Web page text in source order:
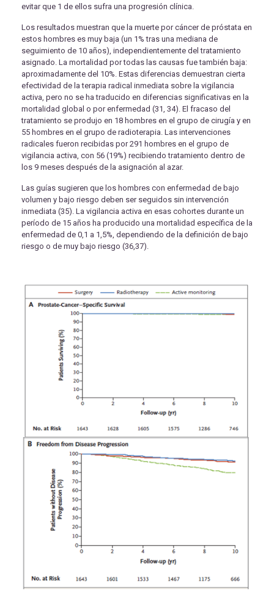
evitar que 1 de ellos sufra una progresión clínica.
Los resultados muestran que la muerte por cáncer de próstata en
estos hombres es muy baja (un 1% tras una mediana de
seguimiento de 10 años), independientemente del tratamiento
asignado. La mortalidad por todas las causas fue también baja:
aproximadamente del 10%. Estas diferencias demuestran cierta
efectividad de la terapia radical inmediata sobre la vigilancia
activa, pero no se ha traducido en diferencias significativas en la
mortalidad global o por enfermedad (31, 34). El fracaso del
tratamiento se produjo en 18 hombres en el grupo de cirugía y en
55 hombres en el grupo de radioterapia. Las intervenciones
radicales fueron recibidas por 291 hombres en el grupo de
vigilancia activa, con 56 (19%) recibiendo tratamiento dentro de
los 9 meses después de la asignación al azar.
Las guías sugieren que los hombres con enfermedad de bajo
volumen y bajo riesgo deben ser seguidos sin intervención
inmediata (35). La vigilancia activa en esas cohortes durante un
período de 15 años ha producido una mortalidad específica de la
enfermedad de 0,1 a 1,5%, dependiendo de la definición de bajo
riesgo o de muy bajo riesgo (36,37).